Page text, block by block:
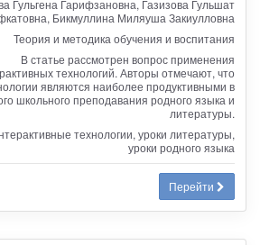
Гульгена Гарифзановна, Газизова Гульшат
Бикмуллина Миляуша Закиулловна
Теория и методика обучения и воспитания
В статье рассмотрен вопрос применения
технологий. Авторы отмечают, что
являются наиболее продуктивными в
школьного преподавания родного языка и
литературы.
технологии, уроки литературы,
уроки родного языка
Перейти